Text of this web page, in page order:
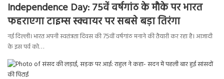
Independence Day: 75वें वर्षगांठ के मौके पर भारत
फहराएगा टाइम्स स्क्वायर पर सबसे बड़ा तिरंगा
नई दिल्ली। भारत अपनी स्वतंत्रता दिवस की 75वीं वर्षगांठ मनाने की तैयारी कर रहा है। आजादी
के इस पर्व को…